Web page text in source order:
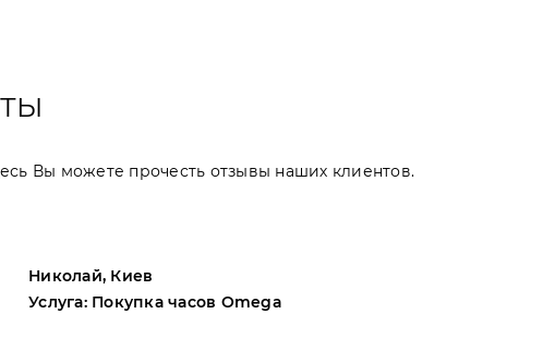
Вы можете прочесть отзывы наших клиентов.
Николай, Киев
Услуга: Покупка часов Omega